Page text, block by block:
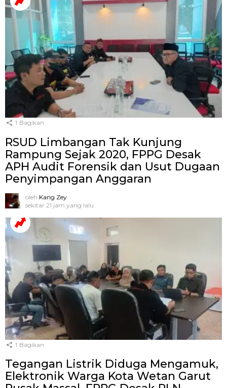
1 Bagikan
RSUD Limbangan Tak Kunjung
Rampung Sejak 2020, FPPG Desak
APH Audit Forensik dan Usut Dugaan
Penyimpangan Anggaran
oleh Kang Zey
sekitar 21 jam yang lalu
1 Bagikan
Tegangan Listrik Diduga Mengamuk,
Elektronik Warga Kota Wetan Garut